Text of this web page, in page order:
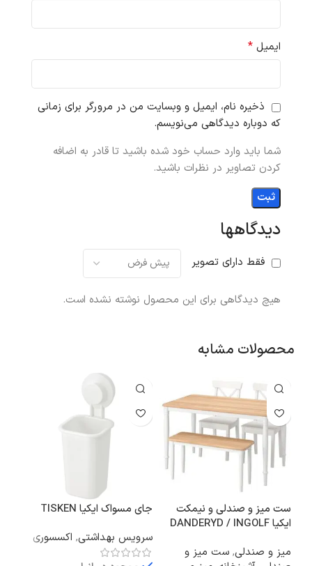
دیدگاهها
فقط دارای تصویر
هیچ دیدگاهی برای این محصول نوشته نشده است.
ایمیل *
ذخیره نام، ایمیل و وبسایت من در مرورگر برای زمانی
که دوباره دیدگاهی می‌نویسم.
شما باید وارد حساب خود شده باشید تا قادر به اضافه
کردن تصاویر در نظرات باشید.
محصولات مشابه
ست میز و صندلی و نیمکت
ایکیا DANDERYD / INGOLF
میز و صندلی, ست میز و
جای مسواک ایکیا TISKEN
سرویس بهداشتی, اکسسوری